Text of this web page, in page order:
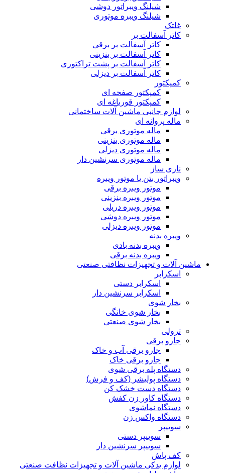
شیلنگ ویبراتور دوشی
شیلنگ ویبره موتوری
غلتک
کاتر آسفالت بر
کاتر آسفالت بر برقی
کاتر آسفالت بر بنزینی
کاتر آسفالت بر پشت تراکتوری
کاتر آسفالت بر دیزلی
کمپکتور
کمپکتور صفحه ای
کمپکتور قورباغه ای
لوازم جانبی ماشین آلات ساختمانی
ماله پروانه ای
ماله موتوری برقی
ماله موتوری بنزینی
ماله موتوری دیزلی
ماله موتوری سرنشین دار
ناری ساز
ویبراتور بتن یا موتور ویبره
موتور ویبره برقی
موتور ویبره بنزینی
موتور ویبره دریلی
موتور ویبره دوشی
موتور ویبره دیزلی
ویبره بدنه
ویبره بدنه بادی
ویبره بدنه برقی
ماشین آلات و تجهیزات نظافتی صنعتی
اسکرابر
اسکرابر دستی
اسکرابر سرنشین دار
بخار شوی
بخار شوی خانگی
بخار شوی صنعتی
ترولی
جارو برقی
جارو برقی آب و خاک
جارو برقی خاک
دستگاه پله برقی شوی
دستگاه پولیشر (کف و فرش)
دستگاه دست خشک کن
دستگاه کاور زن کفش
دستگاه نماشوی
دستگاه واکس زن
سوییپر
سوییپر دستی
سوییپر سرنشین دار
کف پاش
لوازم یدکی ماشین آلات و تجهیزات نظافت صنعتی